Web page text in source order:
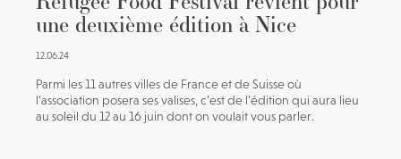
une deuxième édition à Nice
12.06.24
Parmi les 11 autres villes de France et de Suisse où
l’association posera ses valises, c’est de l’édition qui aura lieu
au soleil du 12 au 16 juin dont on voulait vous parler.